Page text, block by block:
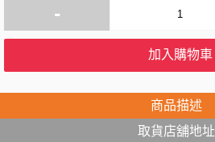
-
加入購物車
商品描述
取貨店舖地址